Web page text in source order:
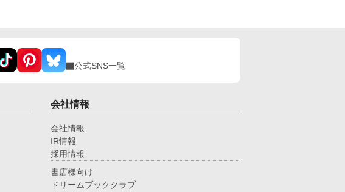
字脱字、言葉使いが変な所がありましたら脳内変換し
て頂けますと幸いです。
公式SNS一覧
会社情報
会社情報
IR情報
採用情報
書店様向け
ドリームブッククラブ